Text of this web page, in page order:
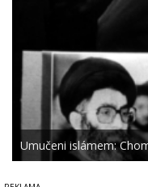
Umučeni islámem: